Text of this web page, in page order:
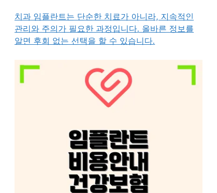
치과 임플란트는 단순한 치료가 아니라, 지속적인
관리와 주의가 필요한 과정입니다. 올바른 정보를
알면 후회 없는 선택을 할 수 있습니다.